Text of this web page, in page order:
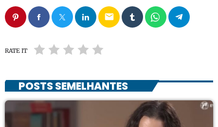
email
RATE IT
POSTS SEMELHANTES